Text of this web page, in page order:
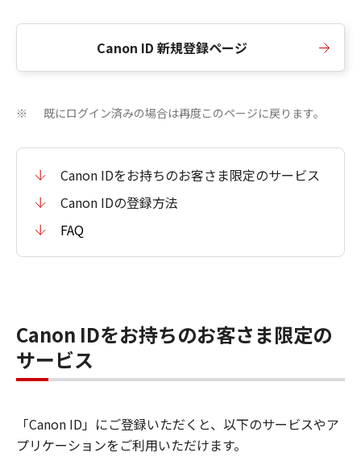
Canon ID 新規登録ページ
※ 既にログイン済みの場合は再度このページに戻ります。
Canon IDをお持ちのお客さま限定のサービス
Canon IDの登録方法
FAQ
Canon IDをお持ちのお客さま限定の
サービス
「Canon ID」にご登録いただくと、以下のサービスやア
プリケーションをご利用いただけます。